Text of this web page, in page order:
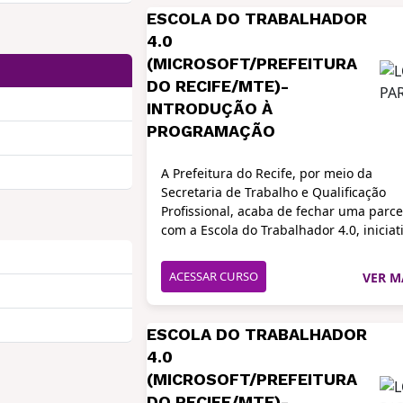
ESCOLA DO TRABALHADOR
4.0
(MICROSOFT/PREFEITURA
DO RECIFE/MTE)-
INTRODUÇÃO À
PROGRAMAÇÃO
A Prefeitura do Recife, por meio da
Secretaria de Trabalho e Qualificação
Profissional, acaba de fechar uma
com a Escola do Trabalhador 4.0,
do Ministério do Trabalho e Previdência,
realizada em conjunto com a Microsoft
promoção de qualificação e inserção
qualificação profissional que oferece
gratuitos em temas de tecnologia e
produtividade, com o objetivo de
ACESSAR CURSO VER
ESCOLA DO TRABALHADOR
4.0
(MICROSOFT/PREFEITURA